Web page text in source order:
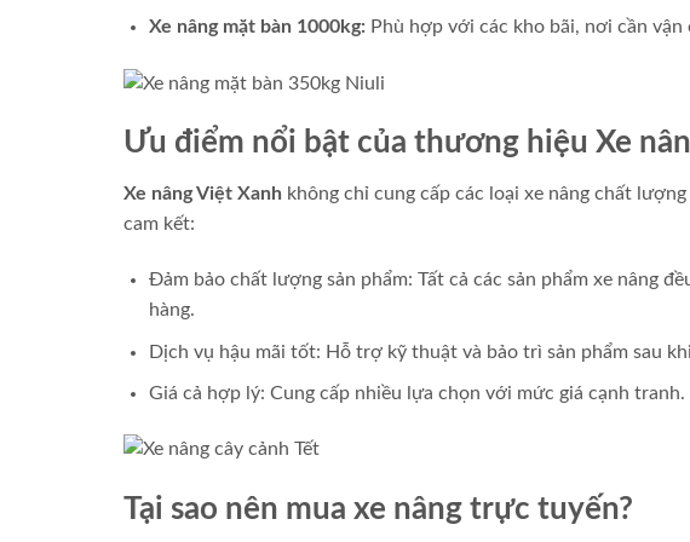
Xe nâng mặt bàn 1000kg: Phù hợp với các kho bãi, nơi cần vận
Ưu điểm nổi bật của thương hiệu Xe
Xe nâng Việt Xanh không chỉ cung cấp các loại xe nâng chất
cam kết:
Đảm bảo chất lượng sản phẩm: Tất cả các sản phẩm xe nâng
hàng.
Dịch vụ hậu mãi tốt: Hỗ trợ kỹ thuật và bảo trì sản phẩm sau
Giá cả hợp lý: Cung cấp nhiều lựa chọn với mức giá cạnh tranh.
Tại sao nên mua xe nâng trực tuyến?